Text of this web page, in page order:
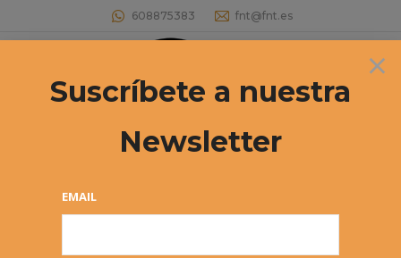
608875383 fnt@fnt.es
Buscar:
COMUNICADO OFICIAL SUSPENSIÓN
×
Suscríbete a nuestra
Newsletter
EMAIL